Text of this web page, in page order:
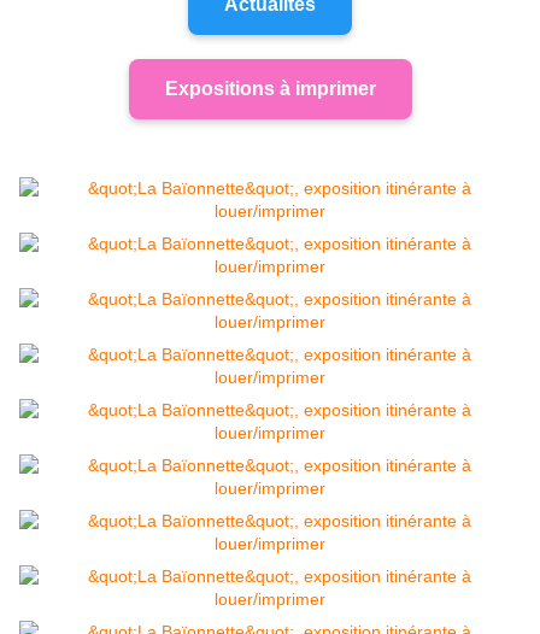
Actualités
Expositions à imprimer